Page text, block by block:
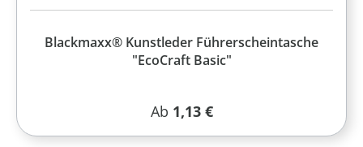
Blackmaxx® Kunstleder Führerscheintasche
"EcoCraft Basic"
Regulärer Preis:
Ab 1,13 €